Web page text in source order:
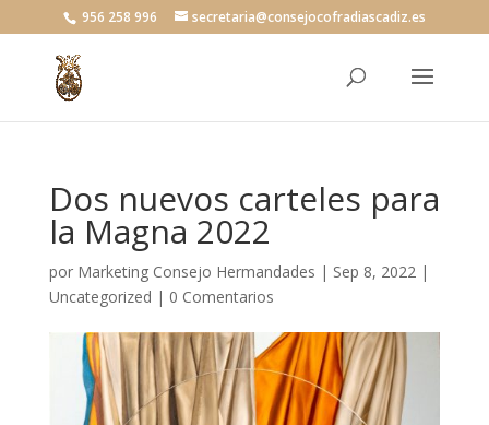
956 258 996 secretaria@consejocofradiascadiz.es
Dos nuevos carteles para
la Magna 2022
por Marketing Consejo Hermandades | Sep 8, 2022|
Uncategorized | 0 Comentarios